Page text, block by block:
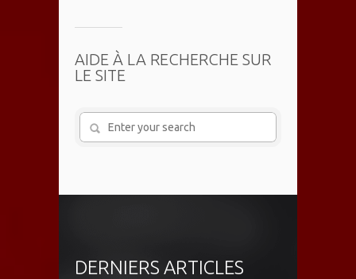
AIDE À LA RECHERCHE SUR
LE SITE
DERNIERS ARTICLES